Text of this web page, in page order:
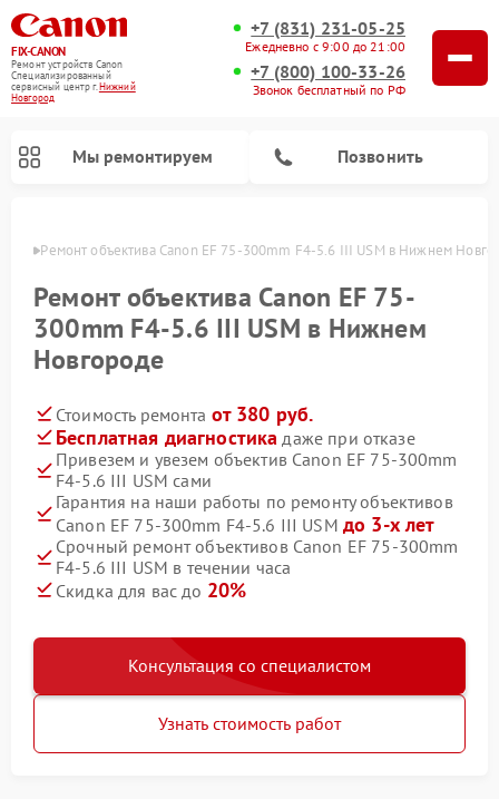
FIX-CANON
Ремонт устройств Canon
Специализированный
cервисный центр г.Нижний
Новгород
+7 (831) 231-05-25
Ежедневно с 9:00 до 21:00
+7 (800) 100-33-26
Звонок бесплатный по РФ
Мы ремонтируем Позвонить
Ремонт объектива Canon EF 75-300mm F4-5.6 III USM в Нижнем
Ремонт объектива Canon EF 75-
300mm F4-5.6 III USM в Нижнем
Новгороде
Стоимость ремонта от 380 руб.
Бесплатная диагностика даже при отказе
Привезем и увезем объектив Canon EF 75-300mm
F4-5.6 III USM сами
Гарантия на наши работы по ремонту объективов
Canon EF 75-300mm F4-5.6 III USM до 3-х лет
Срочный ремонт объективов Canon EF 75-300mm
F4-5.6 III USM в течении часа
Скидка для вас до 20%
Консультация со специалистом
Узнать стоимость работ